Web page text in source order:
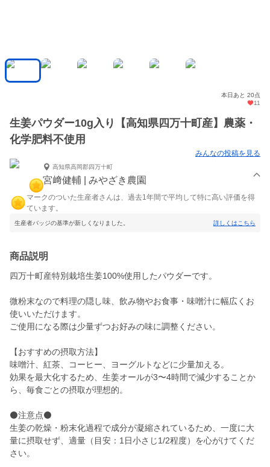
本日あと 20点
11
生姜パウダー10g入り【高知県四万十町産】農薬・
化学肥料不使用
みんなの投稿を見る
高知県高岡郡四万十町
宮﨑健輔 | みやざき農園
マークのついた生産者さんは、過去1年間で平均して特に高い評価を得
ています。
生産者バッジの基準が新しくなりました。 詳しくはこちら
商品説明
四万十町産特別栽培生姜100%使用したパウダーです。
微粉末なので料理の隠し味、飲み物やお食事・味噌汁に幅広くお
使いいただけます。
ご使用になる際は少量ずつお好みの味に調整ください。
【おすすめの摂取方法】
味噌汁、紅茶、コーヒー、ヨーグルトなどに少量加える。
効果を最大化するため、生姜オールが3〜4時間で減少することか
ら、毎食ごとの摂取が理想的。
⚫️注意点⚫️
生姜の乾燥・粉末化過程で成分が凝縮されているため、一度に大
量に摂取せず、適量（目安：1日小さじ1/2程度）を心がけてくだ
さい。